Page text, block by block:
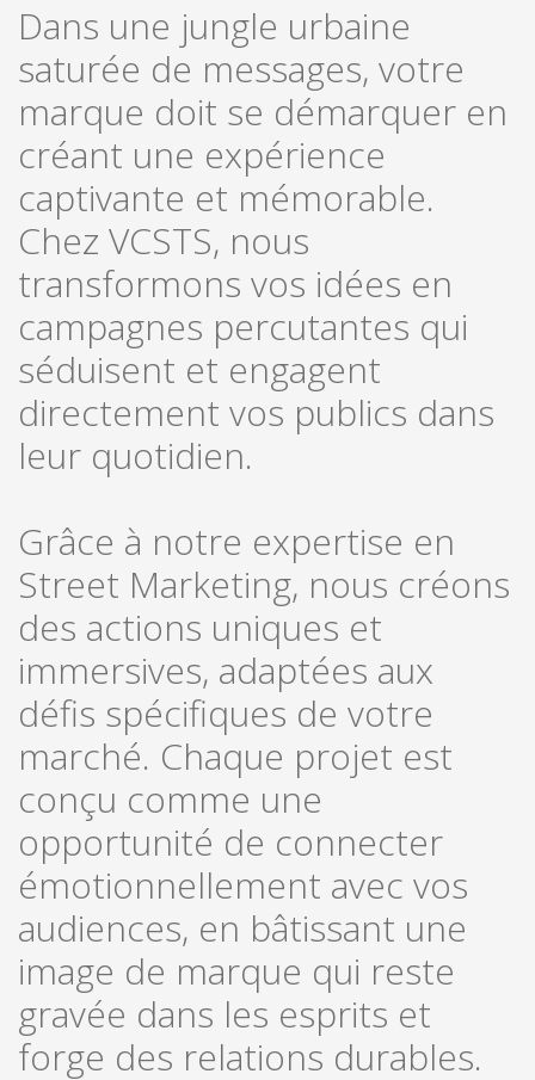
Dans une jungle urbaine
saturée de messages, votre
marque doit se démarquer en
créant une expérience
captivante et mémorable.
Chez VCSTS, nous
transformons vos idées en
campagnes percutantes qui
séduisent et engagent
directement vos publics dans
leur quotidien.
Grâce à notre expertise en
Street Marketing, nous créons
des actions uniques et
immersives, adaptées aux
défis spécifiques de votre
marché. Chaque projet est
conçu comme une
opportunité de connecter
émotionnellement avec vos
audiences, en bâtissant une
image de marque qui reste
gravée dans les esprits et
forge des relations durables.